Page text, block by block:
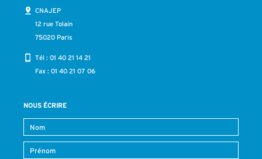
CNAJEP
12 rue Tolain
75020 Paris
Tél : 01 40 21 14 21
Fax : 01 40 21 07 06
NOUS ÉCRIRE